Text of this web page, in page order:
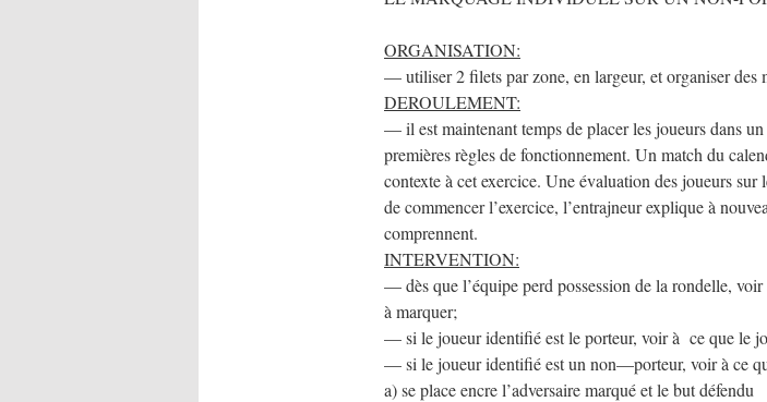
ORGANISATION:
— utiliser 2 filets par zone, en largeur, et organiser
DEROULEMENT:
— il est maintenant temps de placer les joueurs dans
premières règles de fonctionnement. Un match du
contexte à cet exercice. Une évaluation des joueurs sur
de commencer l’exercice, l’entrajneur explique à
comprennent.
INTERVENTION:
— dès que l’équipe perd possession de la rondelle,
à marquer;
— si le joueur identifié est le porteur, voir à ce que le
— si le joueur identifié est un non—porteur, voir à ce
a) se place encre l’adversaire marqué et le but défendu